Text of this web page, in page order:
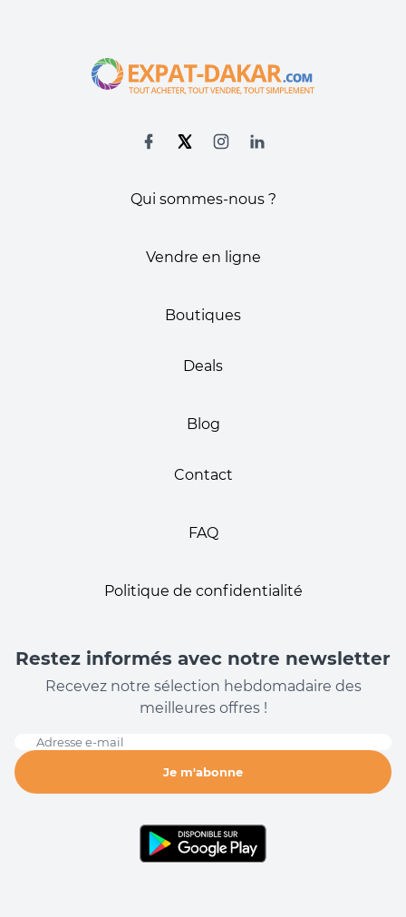
Qui sommes-nous ?
Vendre en ligne
Boutiques
Deals
Blog
Contact
FAQ
Politique de confidentialité
Restez informés avec notre newsletter
Recevez notre sélection hebdomadaire des
meilleures offres !
Adresse e-mail
Je m'abonne